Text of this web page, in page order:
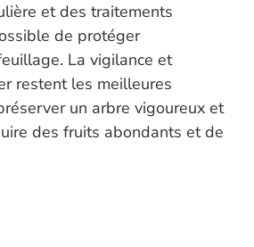
et des traitements
de protéger
La vigilance et
restent les meilleures
un arbre vigoureux et
des fruits abondants et de